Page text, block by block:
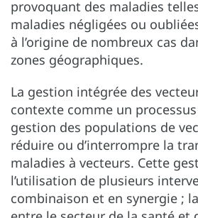
provoquant des maladies
maladies négligées ou
à l’origine de nombreux cas
zones géographiques.
La gestion intégrée des
contexte comme un
gestion des populations de
réduire ou d’interrompre la
maladies à vecteurs. Cette
l’utilisation de plusieurs
combinaison et en synergie ;